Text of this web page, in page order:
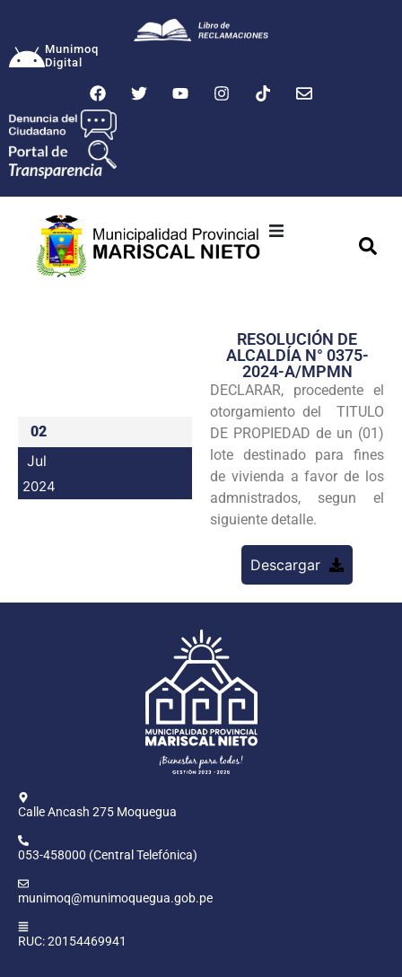
Munimoq
Digital
Transparencia
Seguridad
Programas
Intranet
02
Jul
2024
RESOLUCIÓN DE
ALCALDÍA N° 0375-
2024-A/MPMN
DECLARAR, procedente el
otorgamiento del TITULO
DE PROPIEDAD de un (01)
lote destinado para fines
de vivienda a favor de los
admnistrados, segun el
siguiente detalle.
Descargar
Calle Ancash 275 Moquegua
053-458000 (Central Telefónica)
munimoq@munimoquegua.gob.pe
RUC: 20154469941